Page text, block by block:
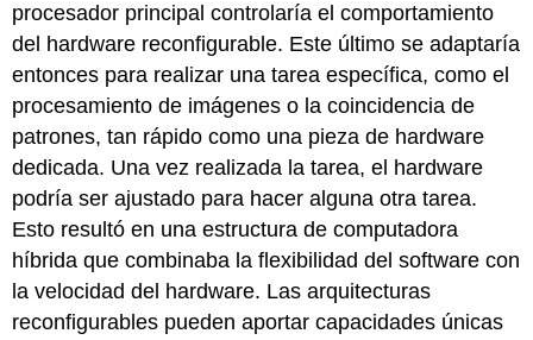
procesador principal controlaría el comportamiento
del hardware reconfigurable. Este último se adaptaría
entonces para realizar una tarea específica, como el
procesamiento de imágenes o la coincidencia de
patrones, tan rápido como una pieza de hardware
dedicada. Una vez realizada la tarea, el hardware
podría ser ajustado para hacer alguna otra tarea.
Esto resultó en una estructura de computadora
híbrida que combinaba la flexibilidad del software con
la velocidad del hardware. Las arquitecturas
reconfigurables pueden aportar capacidades únicas